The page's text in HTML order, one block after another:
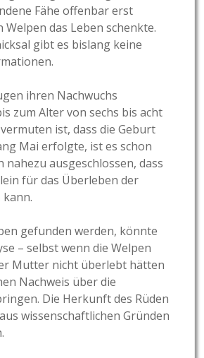
Fähe offenbar erst
das Leben schenkte.
gibt es bislang keine
ihren Nachwuchs
zum Alter von sechs bis acht
ist, dass die Geburt
Mai erfolgte, ist es schon
ausgeschlossen, dass
für das Überleben der
gefunden werden, könnte
– selbst wenn die Welpen
Mutter nicht überlebt hätten
Nachweis über die
Die Herkunft des Rüden
wissenschaftlichen Gründen